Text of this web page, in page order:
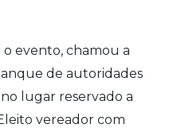
evento, chamou a
de autoridades
lugar reservado a
vereador com